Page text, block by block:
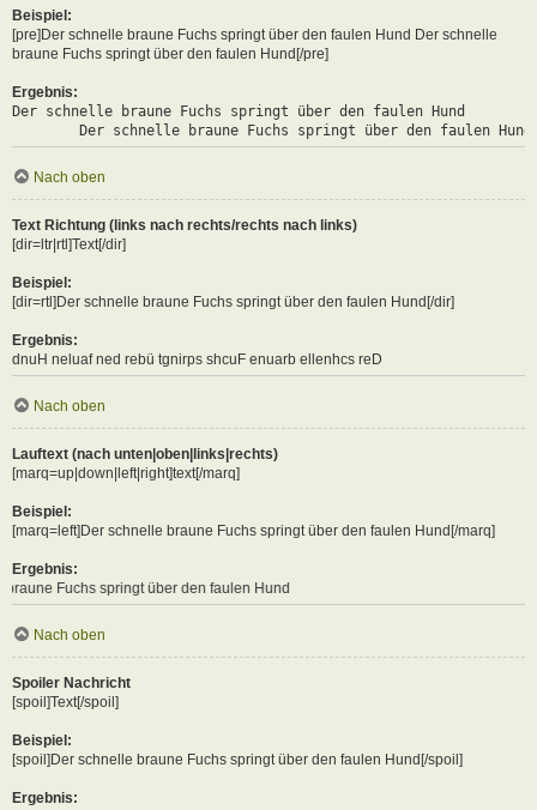
Beispiel:
[pre]Der schnelle braune Fuchs springt über den faulen Hund Der schnelle
braune Fuchs springt über den faulen Hund[/pre]
Ergebnis:
Der schnelle braune Fuchs springt über den faulen Hund
	Der schnelle braune Fuchs springt über den faulen Hund
Nach oben
Text Richtung (links nach rechts/rechts nach links)
[dir=ltr|rtl]Text[/dir]
Beispiel:
[dir=rtl]Der schnelle braune Fuchs springt über den faulen Hund[/dir]
Ergebnis:
Der schnelle braune Fuchs springt über den faulen Hund
Nach oben
Lauftext (nach unten|oben|links|rechts)
[marq=up|down|left|right]text[/marq]
Beispiel:
[marq=left]Der schnelle braune Fuchs springt über den faulen Hund[/marq]
Ergebnis:
über den faulen Hund
Nach oben
Spoiler Nachricht
[spoil]Text[/spoil]
Beispiel:
[spoil]Der schnelle braune Fuchs springt über den faulen Hund[/spoil]
Ergebnis: